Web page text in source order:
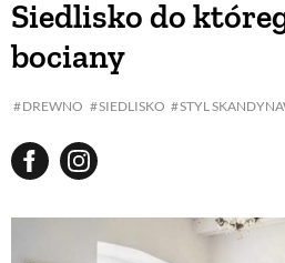
Siedlisko do
bociany
DREWNO SIEDLISKO STYL